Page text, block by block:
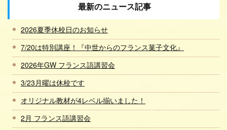
最新のニュース記事
2026夏季休校日のお知らせ
7/20は特別講座！『中世からのフランス菓子文化』
2026年GW フランス語講習会
3/23月曜は休校です
オリジナル教材が4レベル揃いました！
2月 フランス語講習会